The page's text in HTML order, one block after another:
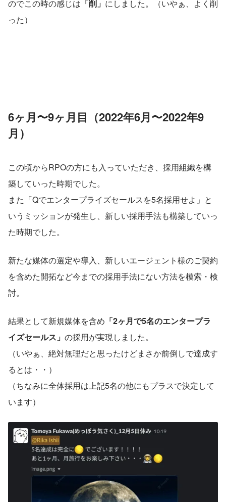
のでこの時の感じは 「削」 にしました。（いやぁ、よく削
った）
6ヶ月〜9ヶ月目（2022年6月〜2022年9
月）
この頃からRPOの方にも入っていただき、採用組織を構
築していった時期でした。
また「Qでエンタープライズセールスを5名採用せよ」と
いうミッションが発生し、新しい採用手法も構築していっ
た時期でした。
新たな媒体の選定や導入、新しいエージェント様のご契約
を含めた開拓など今までの採用手法にない方法を模索・検
討。
結果として新規媒体を含め 「2ヶ月で5名のエンタープラ
イズセールス」 の採用が実現しました。
（いやぁ、絶対無理だと思ったけどまさか前倒しで達成す
るとは・・）
（ちなみに全体採用は上記5名の他にもプラスで決定して
います）